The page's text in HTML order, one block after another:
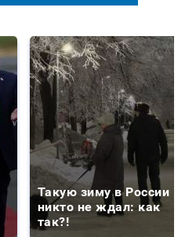
Такую зиму в России
никто не ждал: как
так?!